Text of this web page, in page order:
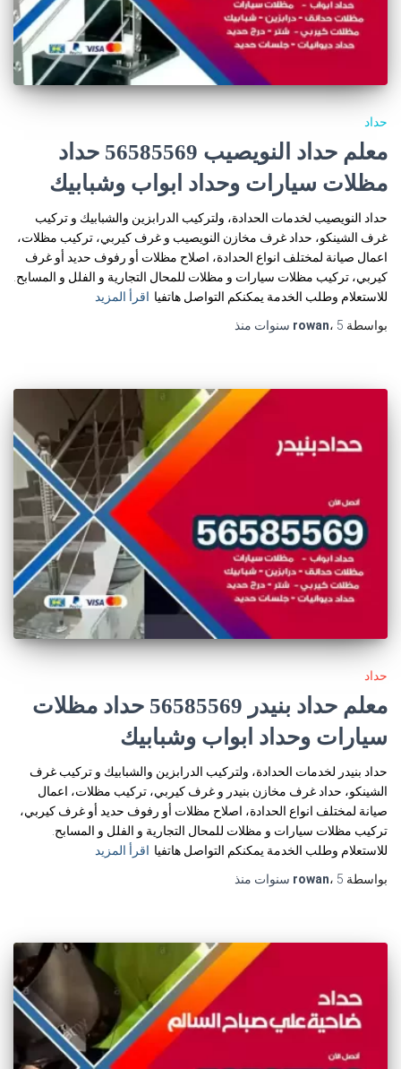
حداد
معلم حداد النويصيب 56585569 حداد
مظلات سيارات وحداد ابواب وشبابيك
حداد النويصيب لخدمات الحدادة، ولتركيب الدرابزين والشبابيك و تركيب
غرف الشينكو، حداد غرف مخازن النويصيب و غرف كيربي، تركيب مظلات،
اعمال صيانة لمختلف انواع الحدادة، اصلاح مظلات أو رفوف حديد أو غرف
كيربي، تركيب مظلات سيارات و مظلات للمحال التجارية و الفلل و المسابح.
للاستعلام وطلب الخدمة يمكنكم التواصل هاتفيا اقرأ المزيد
بواسطة
rowan، 5 سنوات منذ
حداد
معلم حداد بنيدر 56585569 حداد مظلات
سيارات وحداد ابواب وشبابيك
حداد بنيدر لخدمات الحدادة، ولتركيب الدرابزين والشبابيك و تركيب غرف
الشينكو، حداد غرف مخازن بنيدر و غرف كيربي، تركيب مظلات، اعمال
صيانة لمختلف انواع الحدادة، اصلاح مظلات أو رفوف حديد أو غرف كيربي،
تركيب مظلات سيارات و مظلات للمحال التجارية و الفلل و المسابح.
للاستعلام وطلب الخدمة يمكنكم التواصل هاتفيا اقرأ المزيد
بواسطة
rowan، 5 سنوات منذ